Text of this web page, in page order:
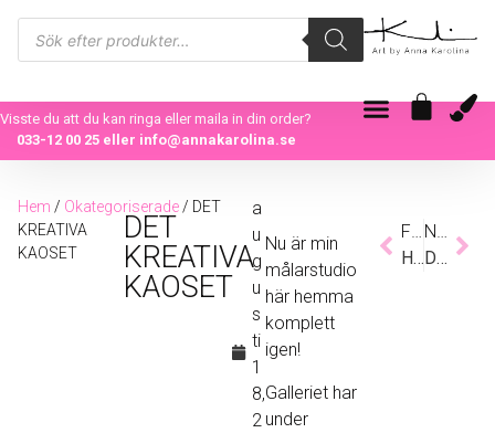
Visste du att du kan ringa eller maila in din order?
033-12 00 25eller info@annakarolina.se
Hem / Okategoriserade/ DET
KREATIVA
KAOSET
DET
KREATIVA
KAOSET
a
u
g
u
s
ti
1
8,
2
Nu är min
målarstudio
här hemma
komplett
igen!
Galleriet har
under
Föregående
HEJ DÅ FINA ATELJÈ
Nästa
DEN EVIGA PROCESSEN